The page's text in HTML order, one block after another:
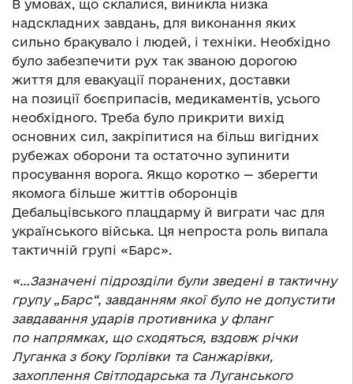
В умовах, що склалися, виникла низка
надскладних завдань, для виконання яких
сильно бракувало і людей, і техніки. Необхідно
було забезпечити рух так званою дорогою
життя для евакуації поранених, доставки
на позиції боєприпасів, медикаментів, усього
необхідного. Треба було прикрити вихід
основних сил, закріпитися на більш вигідних
рубежах оборони та остаточно зупинити
просування ворога. Якщо коротко — зберегти
якомога більше життів оборонців
Дебальцівського плацдарму й виграти час для
українського війська. Ця непроста роль випала
тактичній групі «Барс».
«…Зазначені підрозділи були зведені в тактичну
групу „Барс“, завданням якої було не допустити
завдавання ударів противника у фланг
по напрямках, що сходяться, вздовж річки
Луганка з боку Горлівки та Санжарівки,
захоплення Світлодарська та Луганського